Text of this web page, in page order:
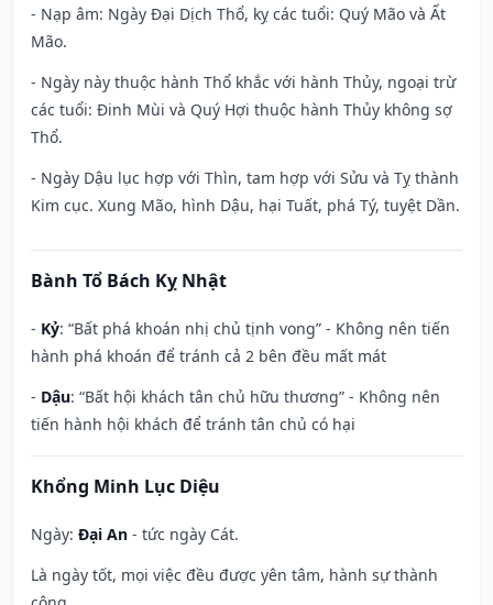
- Nạp âm: Ngày Đại Dịch Thổ, kỵ các tuổi: Quý Mão và Ất
Mão.
- Ngày này thuộc hành Thổ khắc với hành Thủy, ngoại trừ
các tuổi: Đinh Mùi và Quý Hợi thuộc hành Thủy không sợ
Thổ.
- Ngày Dậu lục hợp với Thìn, tam hợp với Sửu và Tỵ thành
Kim cục. Xung Mão, hình Dậu, hại Tuất, phá Tý, tuyệt Dần.
Bành Tổ Bách Kỵ Nhật
- Kỷ: “Bất phá khoán nhị chủ tịnh vong” - Không nên tiến
hành phá khoán để tránh cả 2 bên đều mất mát
- Dậu: “Bất hội khách tân chủ hữu thương” - Không nên
tiến hành hội khách để tránh tân chủ có hại
Khổng Minh Lục Diệu
Ngày: Đại An - tức ngày Cát.
Là ngày tốt, mọi việc đều được yên tâm, hành sự thành